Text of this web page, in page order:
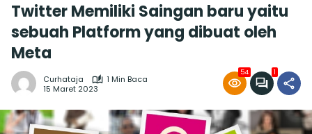
Twitter Memiliki Saingan baru yaitu
sebuah Platform yang dibuat oleh
Meta
Curhataja
1 Min Baca
15 Maret 2023
54 1